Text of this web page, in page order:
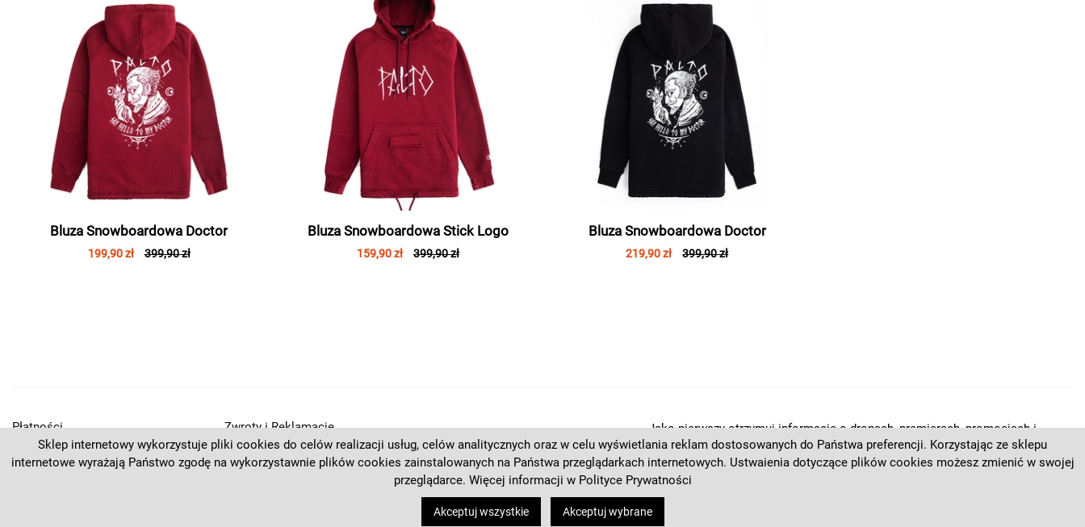
Sklep internetowy wykorzystuje pliki cookies do celów realizacji usług, celów analitycznych oraz w celu wyświetlania reklam dostosowanych do Państwa preferencji. Korzystając ze sklepu
internetowe wyrażają Państwo zgodę na wykorzystawnie plików cookies zainstalowanych na Państwa przeglądarkach internetowych. Ustwaienia dotyczące plików cookies możesz zmienić w swojej
przeglądarce. Więcej informacji w Polityce Prywatności
Akceptuj wszystkie Akceptuj wybrane
Bluza Snowboardowa Doctor
199,90 zł 399,90 zł
Bluza Snowboardowa Stick Logo
159,90 zł 399,90 zł
Bluza Snowboardowa Doctor
219,90 zł 399,90 zł
Jako pierwszy otrzymuj informacje o dropach, premierach, promocjach i
eventach palto.co.
Zapisz się do naszego newslettera!
Płatności
Regulamin
Zwroty i Reklamacje
Kontakt
+48 537 125 270